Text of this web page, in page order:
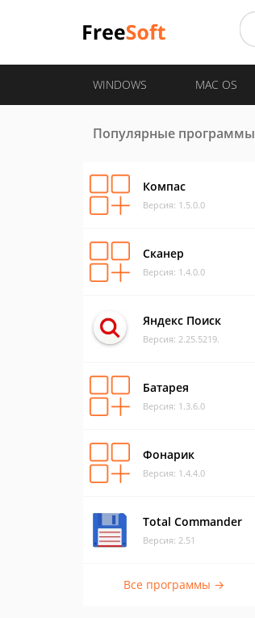
WINDOWS MAC OS
Популярные программы
Компас
Версия: 1.5.0.0
Сканер
Версия: 1.4.0.0
Яндекс Поиск
Версия: 2.25.5219.
Батарея
Версия: 1.3.6.0
Фонарик
Версия: 1.4.4.0
Total Commander
Версия: 2.51
Все программы →